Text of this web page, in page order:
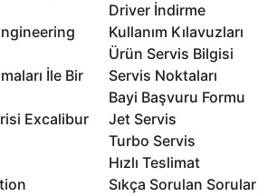
İle Bir
Excalibur
Driver İndirme
Kullanım Kılavuzları
Ürün Servis Bilgisi
Servis Noktaları
Bayi Başvuru Formu
Jet Servis
Turbo Servis
Hızlı Teslimat
Sıkça Sorulan Sorular